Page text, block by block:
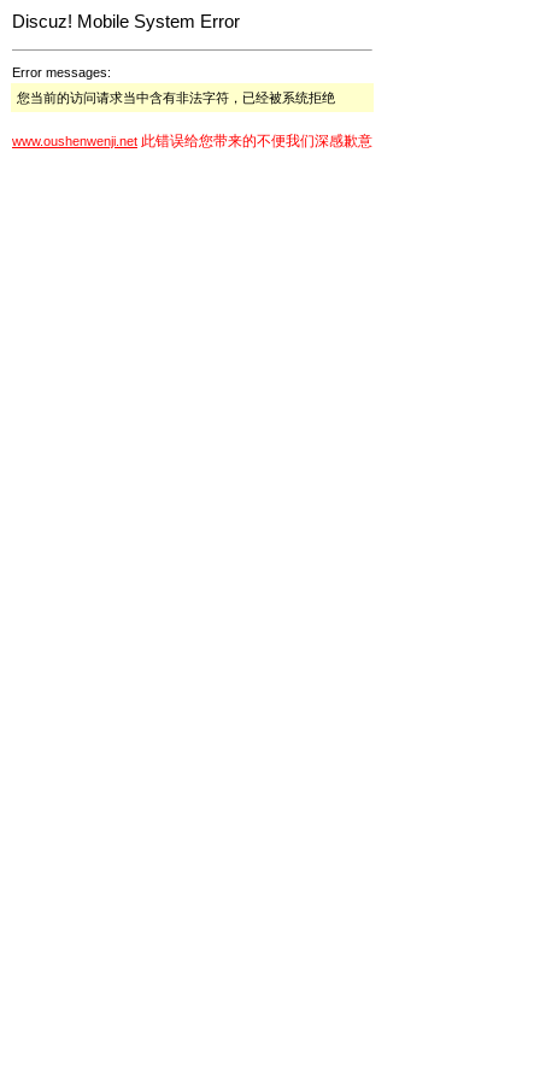
Discuz! Mobile System Error
Error messages:
您当前的访问请求当中含有非法字符，已经被系统拒绝
www.oushenwenji.net 此错误给您带来的不便我们深感歉意